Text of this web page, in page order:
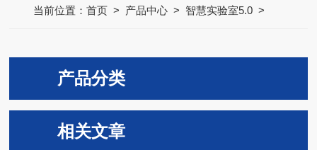
当前位置：首页 > 产品中心 > 智慧实验室5.0 >
产品分类
相关文章